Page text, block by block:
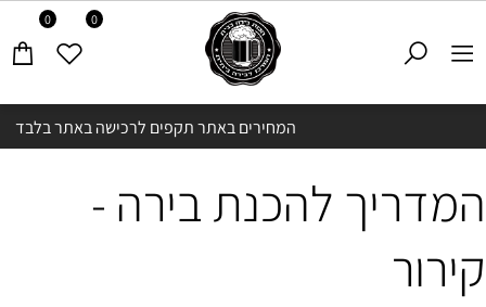
המחירים באתר תקפים לרכישה באתר בלבד
0 0
המדריך להכנת בירה -
קירור